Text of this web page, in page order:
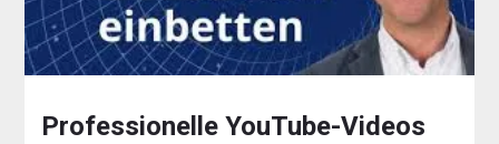
Professionelle YouTube-Videos